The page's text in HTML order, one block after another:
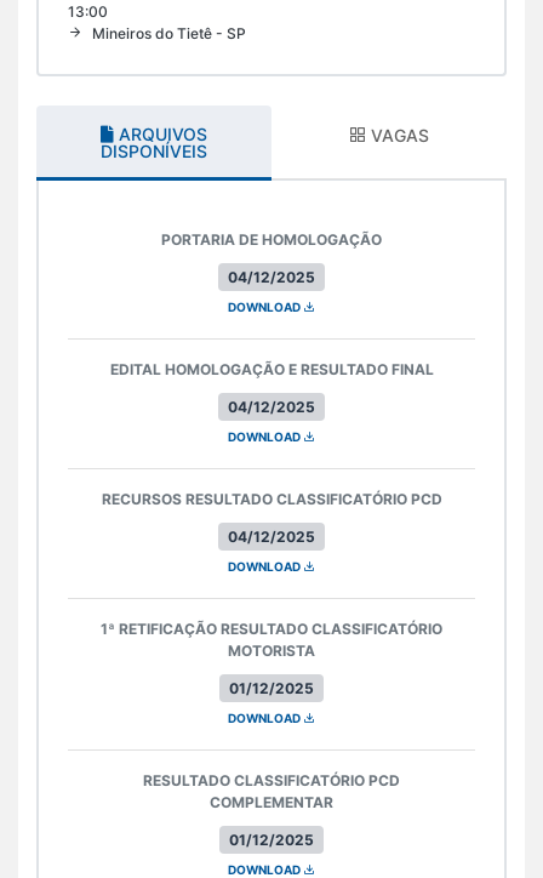
13:00
Mineiros do Tietê - SP
ARQUIVOS
DISPONÍVEIS
VAGAS
04/12/2025
PORTARIA DE HOMOLOGAÇÃO
DOWNLOAD
04/12/2025
EDITAL HOMOLOGAÇÃO E RESULTADO FINAL
DOWNLOAD
04/12/2025
RECURSOS RESULTADO CLASSIFICATÓRIO PCD
DOWNLOAD
01/12/2025
1ª RETIFICAÇÃO RESULTADO CLASSIFICATÓRIO
MOTORISTA
DOWNLOAD
01/12/2025
RESULTADO CLASSIFICATÓRIO PCD
COMPLEMENTAR
DOWNLOAD